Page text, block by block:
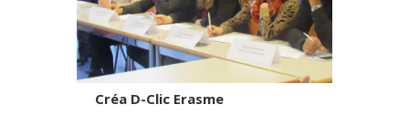
Créa D-Clic Erasme